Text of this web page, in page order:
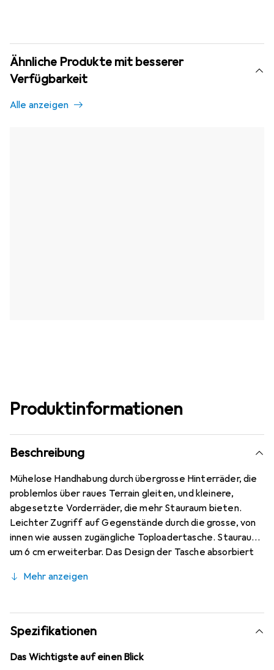
Ähnliche Produkte mit besserer
Verfügbarkeit
Alle anzeigen
Produktinformationen
Beschreibung
Mühelose Handhabung durch übergrosse Hinterräder, die
problemlos über raues Terrain gleiten, und kleinere,
abgesetzte Vorderräder, die mehr Stauraum bieten.
Leichter Zugriff auf Gegenstände durch die grosse, von
innen wie aussen zugängliche Toploadertasche. Stauraum
um 6 cm erweiterbar. Das Design der Tasche absorbiert
vorgeformte Polycarbonat-Rückseite. Ein unterteiltes
Trocken und Arbeit von Freizeit. Das widerstandsfähige,
wasserabweisende Material schützt den Inhalt vor Wind
und Wetter. Integriertes Fach für Personalausweis
vereinfacht die Identifizierung der Tasche. Problemloser
Mehr anzeigen
Spezifikationen
Das Wichtigste auf einen Blick